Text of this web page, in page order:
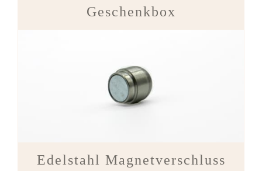
Geschenkbox
Edelstahl Magnetverschluss